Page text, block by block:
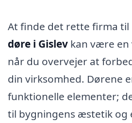
At finde det rette firma til
døre i Gislev kan være en
når du overvejer at
din virksomhed. Dørene
funktionelle elementer;
til bygningens æstetik og